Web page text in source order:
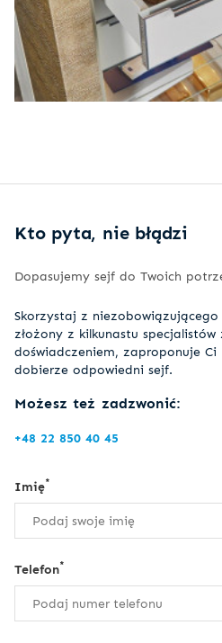
Kto pyta, nie błądzi
Dopasujemy sejf do Twoich
Skorzystaj z
złożony z kilkunastu specjalistów
doświadczeniem, zaproponuje
dobierze odpowiedni sejf.
Możesz też zadzwonić:
+48 22 850 40 45
Imię*
Telefon*